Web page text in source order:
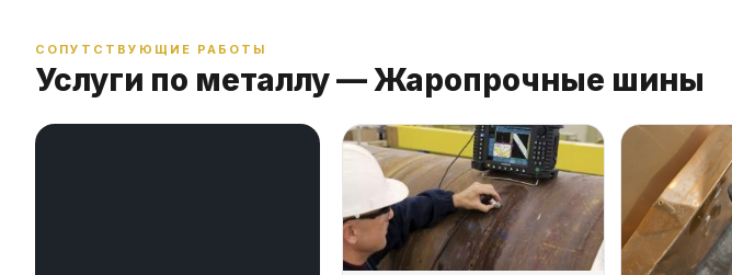
СОПУТСТВУЮЩИЕ РАБОТЫ
Услуги по металлу — Жаропрочные шины